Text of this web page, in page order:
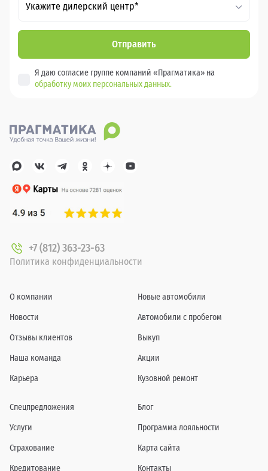
Укажите дилерский центр*
Отправить
Я даю согласие группе компаний «Прагматика» на
обработку моих персональных данных.
+7 (812) 363-23-63
Политика конфиденциальности
О компании
Новости
Отзывы клиентов
Наша команда
Карьера
Новые автомобили
Автомобили с пробегом
Выкуп
Акции
Кузовной ремонт
Спецпредложения
Услуги
Страхование
Кредитование
Блог
Программа лояльности
Карта сайта
Контакты